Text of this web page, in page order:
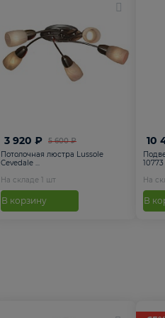
5 600 ₽
3 920 ₽
Потолочная люстра Lussole
Cevedale ...
На складе 1 шт
В корзину
10
10773
На
В